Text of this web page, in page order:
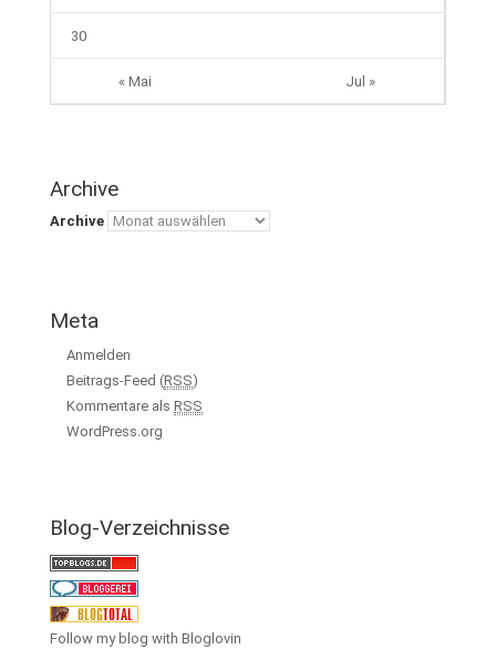
« Mai Jul »
30
Archive
Archive
Meta
Anmelden
Beitrags-Feed (RSS)
Kommentare als RSS
WordPress.org
Blog-Verzeichnisse
Follow my blog with Bloglovin